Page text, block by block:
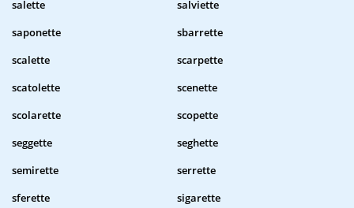
salette
salviette
saponette
sbarrette
scalette
scarpette
scatolette
scenette
scolarette
scopette
seggette
seghette
semirette
serrette
sferette
sigarette